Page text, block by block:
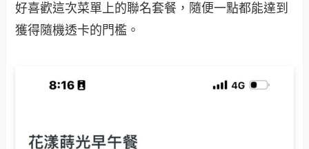
好喜歡這次菜單上的聯名套餐，隨便一點都能達到
獲得隨機透卡的門檻。